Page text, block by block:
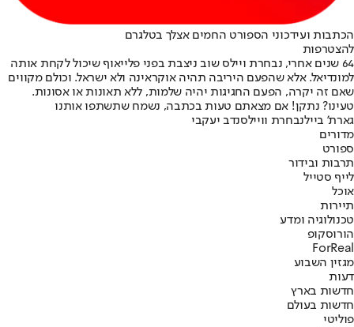
הכתבות ועידכוני הספורט החמים אצלך בטלגרם
להצטרפות
64 שנים אחרי, נבחרת ויילס שוב ניצבת בפני פלייאוף שיכול לקחת אותה
למונדיאל. אלא שהפעם היריבה תהיה אוקראינה ולא ישראל. וכולם מקווים
שאם זה יקרה, הפעם החגיגות יהיה שלמות, ללא תאונות או אסונות.
טעינו? נתקן! אם מצאתם טעות בכתבה, נשמח שתשתפו אותנו
גארת' ביילנבחרת וויילסנדב יעקבי
מדורים
ספורט
תרבות ובידור
לייף סטייל
אוכל
תיירות
טכנולוגיה ומדע
הורוסקופ
ForReal
מגזין השבוע
דעות
חדשות בארץ
חדשות בעולם
פוליטי